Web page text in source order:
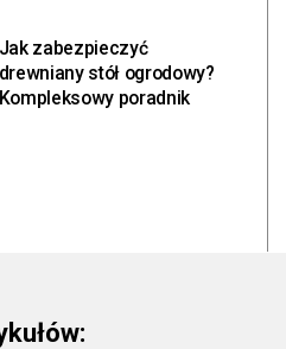
Jak zabezpieczyć
drewniany stół ogrodowy?
Kompleksowy poradnik